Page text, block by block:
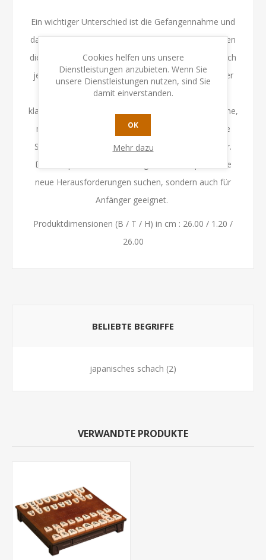
Ein wichtiger Unterschied ist die Gefangennahme und
das Wiedereinsetzen der Spielsteine. Dadurch werden
diese im Verlauf des Spiels nicht weniger, so dass sich
jeder Zeit das Blatt für die Spieler wenden kann. Der
zweite grundlegende Unterschied gegenüber dem
klassischen Schach ist die Beförderung der Spielsteine,
mit der diese mehr Zugmöglichkeiten erhalten. Die
Spielsteine werden stärker und das Spiel attraktiver.
Dieses Spiel ist nicht nur für gute Schachspieler, die
neue Herausforderungen suchen, sondern auch für
Anfänger geeignet.
Produktdimensionen (B / T / H) in cm : 26.00 / 1.20 /
26.00
BELIEBTE BEGRIFFE
japanisches schach (2)
VERWANDTE PRODUKTE
Cookies helfen uns unsere
Dienstleistungen anzubieten. Wenn Sie
unsere Dienstleistungen nutzen, sind Sie
damit einverstanden.
OK
Mehr dazu